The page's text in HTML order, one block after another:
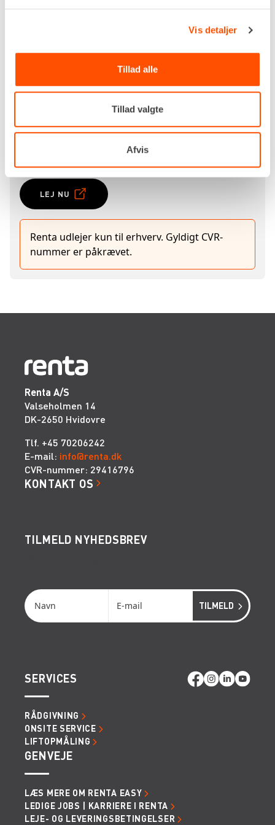
Vis detaljer
Tillad alle
Tillad valgte
Afvis
og gennemtestet grej – klar til brug, uden bøvl.
Specifikationer
Løftekapacitet, maks.
Dimensioner (H x B x L)
840 x 410 x 900 mm
LEJ NU
Renta udlejer kun til erhverv. Gyldigt CVR-
nummer er påkrævet.
Renta A/S
Valseholmen 14
DK-2650 Hvidovre
Tlf. +45 70206242
E-mail: info@renta.dk
CVR-nummer: 29416796
KONTAKT OS
TILMELD NYHEDSBREV
SERVICES
RÅDGIVNING
ONSITE SERVICE
LIFTOPMÅLING
GENVEJE
LÆS MERE OM RENTA EASY
LEDIGE JOBS | KARRIERE I RENTA
LEJE- OG LEVERINGSBETINGELSER